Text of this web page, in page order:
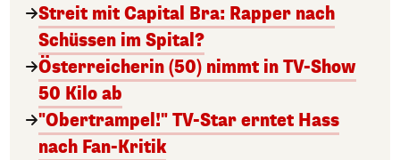
Streit mit Capital Bra: Rapper nach
Schüssen im Spital?
Österreicherin (50) nimmt in TV-Show
50 Kilo ab
"Obertrampel!" TV-Star erntet Hass
nach Fan-Kritik